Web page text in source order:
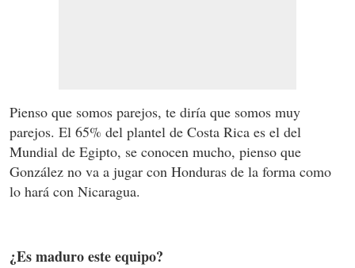
Pienso que somos parejos, te diría que somos muy
parejos. El 65% del plantel de Costa Rica es el del
Mundial de Egipto, se conocen mucho, pienso que
González no va a jugar con Honduras de la forma como
lo hará con Nicaragua.
¿Es maduro este equipo?